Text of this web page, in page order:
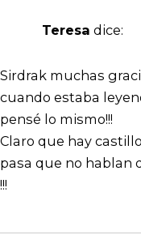
Teresa dice:
Sirdrak muchas
cuando estaba
pensé lo mismo!!!
Claro que hay
pasa que no hablan
!!!